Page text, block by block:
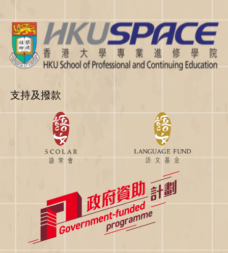
支持及撥款